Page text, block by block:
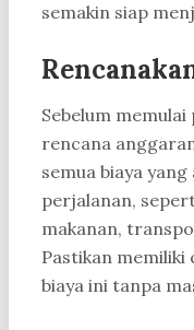
semakin siap
Sebelum
rencana
semua biaya
perjalanan,
makanan,
Pastikan memiliki
biaya ini tanpa